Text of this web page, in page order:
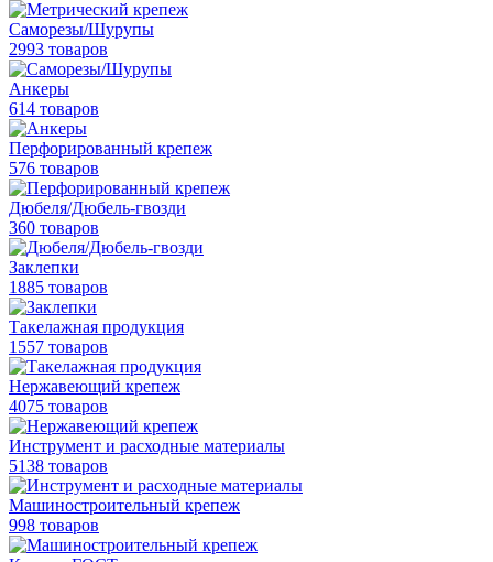
Саморезы/Шурупы
2993 товаров
Анкеры
614 товаров
Перфорированный крепеж
576 товаров
Дюбеля/Дюбель-гвозди
360 товаров
Заклепки
1885 товаров
Такелажная продукция
1557 товаров
Нержавеющий крепеж
4075 товаров
Инструмент и расходные материалы
5138 товаров
Машиностроительный крепеж
998 товаров